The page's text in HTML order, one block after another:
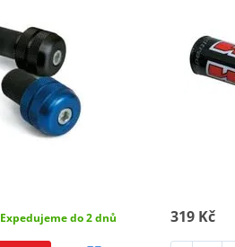
Expedujeme do 2 dnů 319 Kč